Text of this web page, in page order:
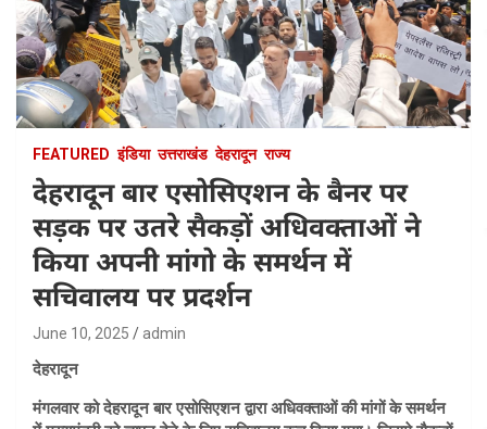
FEATURED इंडिया उत्तराखंड देहरादून राज्य
देहरादून बार एसोसिएशन के बैनर पर
सड़क पर उतरे सैकड़ों अधिवक्ताओं ने
किया अपनी मांगो के समर्थन में
सचिवालय पर प्रदर्शन
June 10, 2025 admin
देहरादून
मंगलवार को देहरादून बार एसोसिएशन द्वारा अधिवक्ताओं की मांगों के समर्थन